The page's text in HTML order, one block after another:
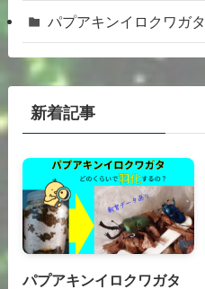
パプアキンイロクワガタ
新着記事
パプアキンイロクワガタ